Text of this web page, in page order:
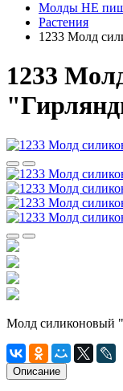
Молды НЕ
Растения
1233 Молд
1233
Молд силиконовый
Описание